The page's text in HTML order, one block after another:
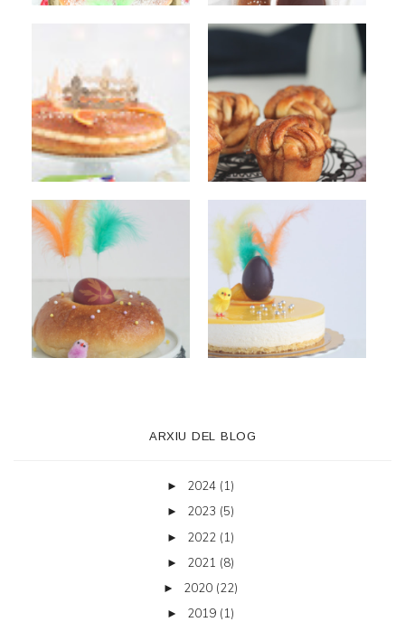
ARXIU DEL BLOG
► 2024 (1)
► 2023 (5)
► 2022 (1)
► 2021 (8)
► 2020 (22)
► 2019 (1)